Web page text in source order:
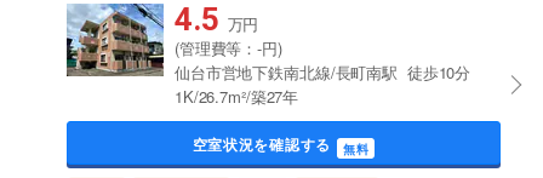
4.5 万円
(管理費等：-円)
仙台市営地下鉄南北線/長町南駅 徒歩10分
1K/26.7m²/築27年
空室状況を確認する 無料